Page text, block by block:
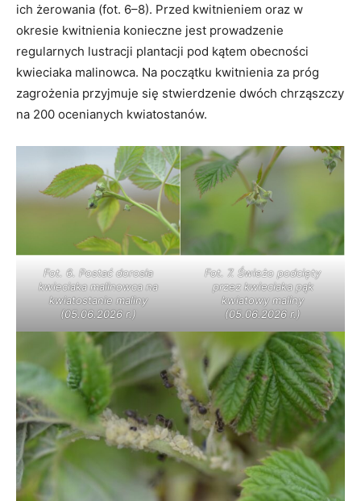
ich żerowania (fot. 6–8). Przed kwitnieniem oraz w
okresie kwitnienia konieczne jest prowadzenie
regularnych lustracji plantacji pod kątem obecności
kwieciaka malinowca. Na początku kwitnienia za próg
zagrożenia przyjmuje się stwierdzenie dwóch chrząszczy
na 200 ocenianych kwiatostanów.
Fot. 6. Postać dorosła
kwieciaka malinowca na
kwiatostanie maliny
(05.06.2026 r.)
Fot. 7. Świeżo podcięty
przez kwieciaka pąk
kwiatowy maliny
(05.06.2026 r.)